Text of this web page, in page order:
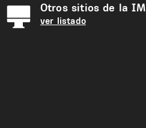
Otros sitios de la IM
ver listado